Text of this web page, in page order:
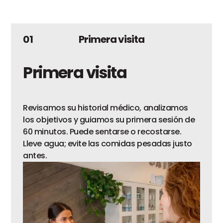
01 Primera visita
Primera visita
Revisamos su historial médico, analizamos
los objetivos y guiamos su primera sesión de
60 minutos. Puede sentarse o recostarse.
Lleve agua; evite las comidas pesadas justo
antes.